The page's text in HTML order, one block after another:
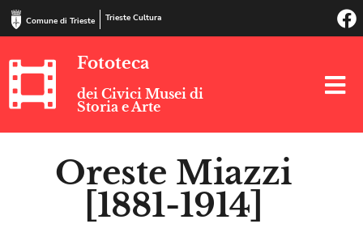
Comune di Trieste Trieste Cultura
Fototeca
dei Civici Musei di
Storia e Arte
Oreste Miazzi
[1881-1914]